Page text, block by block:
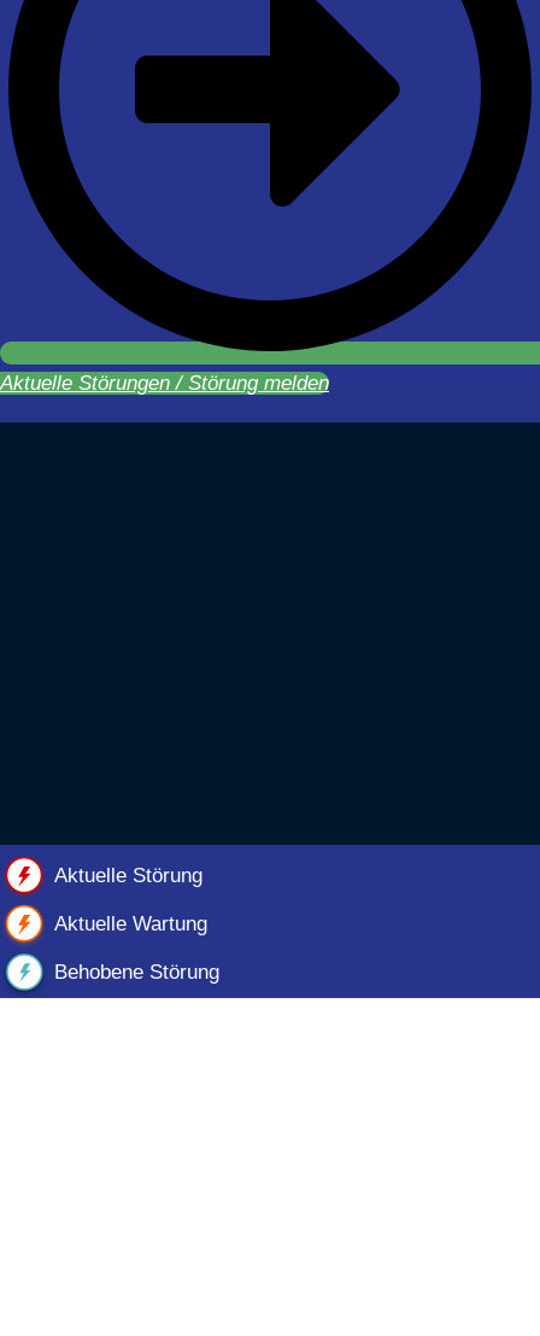
Aktuelle Störungen / Störung melden
Aktuelle Störung
Aktuelle Wartung
Behobene Störung